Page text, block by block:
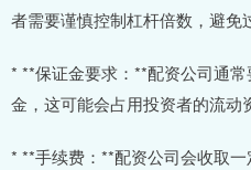
者需要谨慎控制杠杆倍数，避免
* **保证金要求：**配资公司通
金，这可能会占用投资者的流动
* **手续费：**配资公司会收取